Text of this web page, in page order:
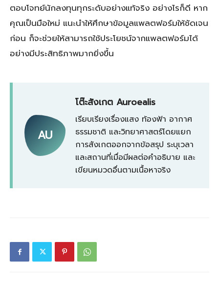
ตอบโจทย์นักลงทุนทุกระดับอย่างแท้จริง อย่างไรก็ดี หาก
คุณเป็นมือใหม่ แนะนำให้ศึกษาข้อมูลแพลตฟอร์มให้ชัดเจน
ก่อน ก็จะช่วยให้สามารถใช้ประโยชน์จากแพลตฟอร์มได้
อย่างมีประสิทธิภาพมากยิ่งขึ้น
AU
โต๊ะสังเกต Auroealis
เรียบเรียงเรื่องแสง ท้องฟ้า อากาศ
ธรรมชาติ และวิทยาศาสตร์โดยแยก
การสังเกตออกจากข้อสรุป ระบุเวลา
และสถานที่เมื่อมีผลต่อคำอธิบาย และ
เขียนหมวดอื่นตามเนื้อหาจริง